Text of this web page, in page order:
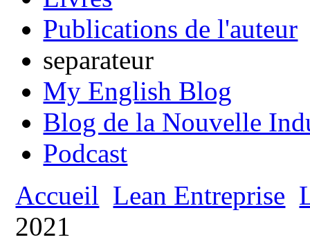
Publications de l'auteur
separateur
My English Blog
Blog de la Nouvelle
Podcast
Accueil Lean Entreprise
2021